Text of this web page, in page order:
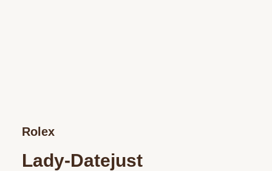
Rolex
Lady-Datejust